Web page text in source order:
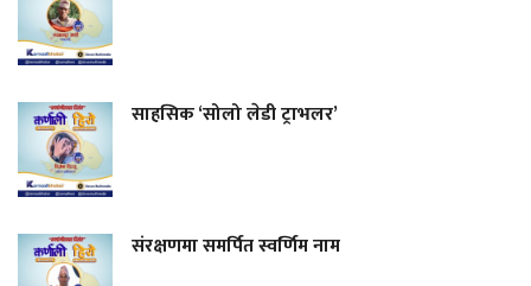
साहसिक ‘सोलो लेडी ट्राभलर’
संरक्षणमा समर्पित स्वर्णिम नाम